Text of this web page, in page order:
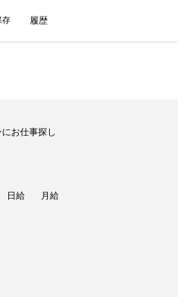
存 履歴
お仕事探し
日給 月給